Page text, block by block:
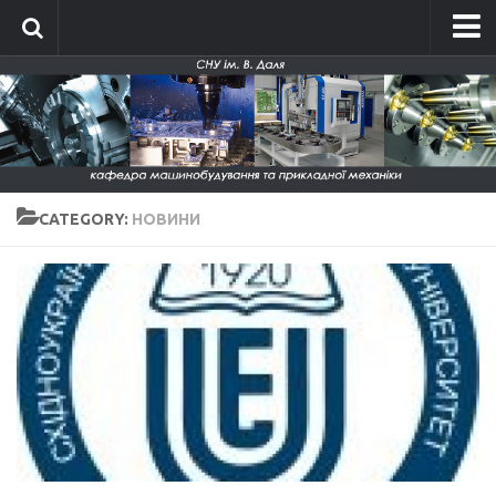
Головна
Про кафедру
Історія кафедри
Склад кафедри
Положення про кафедру
Новини
Фотографії
Фотографії до 2014 року
Фотографії 2015-2016
Фотографії 2017-2018
Фотографії 2019-2020
CATEGORY: НОВИНИ